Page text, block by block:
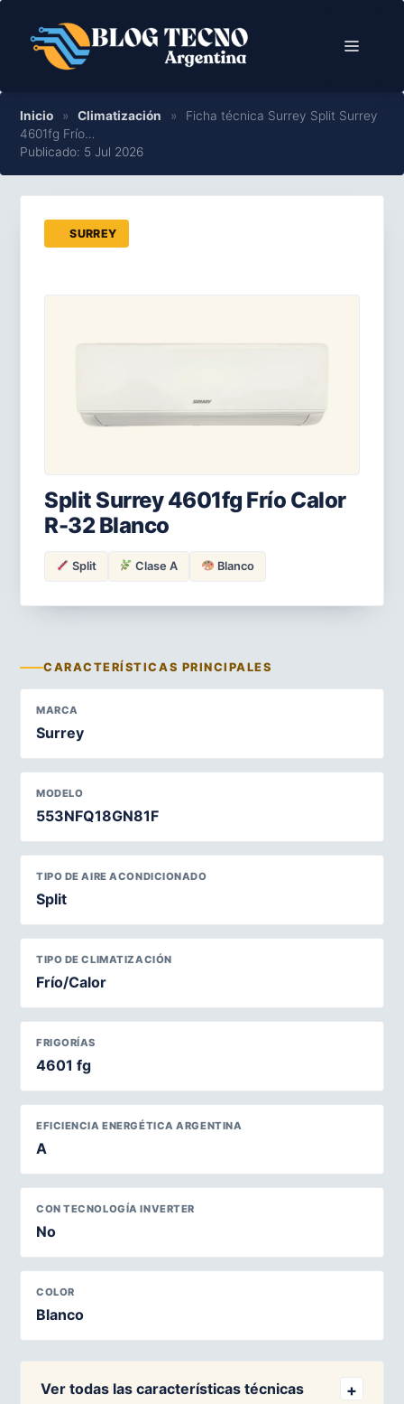
contenido
Menú
Inicio » Climatización »
Ficha técnica Surrey Split Surrey
4601fg Frío…
Publicado: 5 Jul 2026
SURREY
Split Surrey 4601fg Frío Calor
R-32 Blanco
Split Clase A Blanco
CARACTERÍSTICAS PRINCIPALES
MARCA
Surrey
MODELO
553NFQ18GN81F
TIPO DE AIRE ACONDICIONADO
Split
TIPO DE CLIMATIZACIÓN
Frío/Calor
FRIGORÍAS
4601 fg
EFICIENCIA ENERGÉTICA ARGENTINA
A
CON TECNOLOGÍA INVERTER
No
COLOR
Blanco
Ver todas las características técnicas